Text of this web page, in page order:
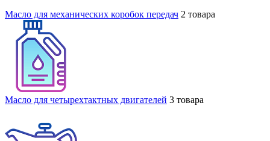
Масло для механических коробок передач 2 товара
Масло для четырехтактных двигателей 3 товара